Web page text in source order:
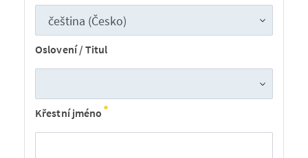
Oslovení / Titul
Křestní jméno